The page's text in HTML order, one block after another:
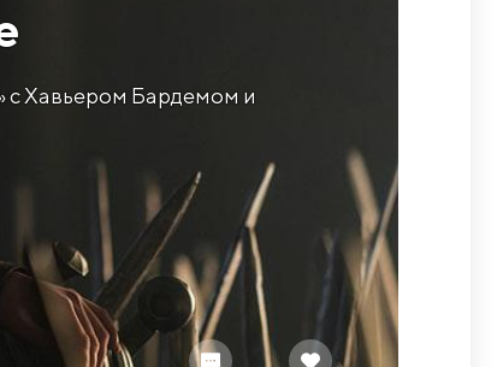
с Хавьером Бардемом и